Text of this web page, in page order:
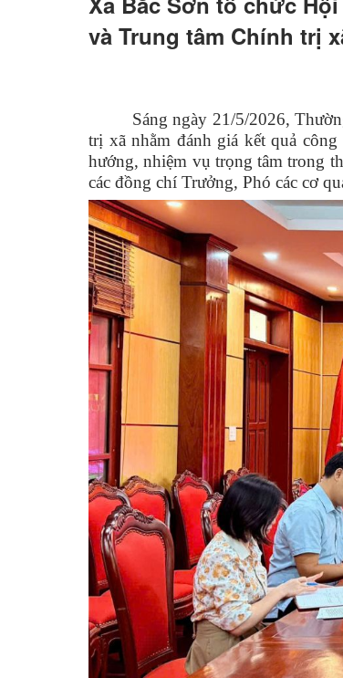
và Trung tâm Chính trị
Sáng ngày 21/5/2026,
trị xã nhằm đánh giá kết quả công
hướng, nhiệm vụ trọng tâm trong
các đồng chí Trưởng, Phó các cơ